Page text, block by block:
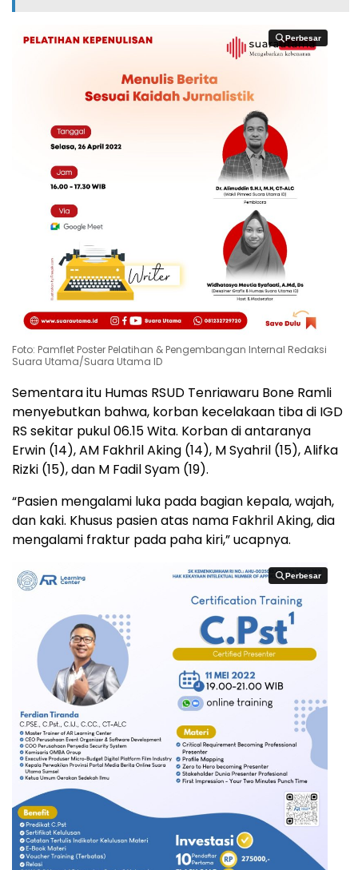
Perbesar
Perbesar
Foto: Pamflet Poster Pelatihan & Pengembangan Internal Redaksi
Suara Utama/Suara Utama ID
Sementara itu Humas RSUD Tenriawaru Bone Ramli
menyebutkan bahwa, korban kecelakaan tiba di IGD
RS sekitar pukul 06.15 Wita. Korban di antaranya
Erwin (14), AM Fakhril Aking (14), M Syahril (15), Alifka
Rizki (15), dan M Fadil Syam (19).
“Pasien mengalami luka pada bagian kepala, wajah,
dan kaki. Khusus pasien atas nama Fakhril Aking, dia
mengalami fraktur pada paha kiri,” ucapnya.
Perbesar
Perbesar